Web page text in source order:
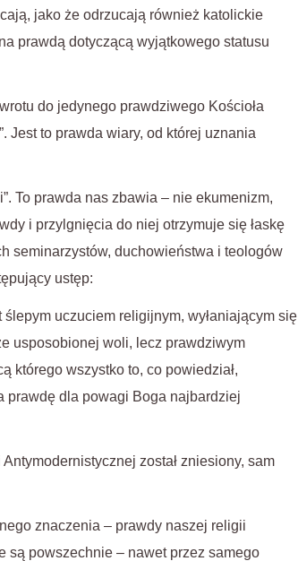
jako że odrzucają również katolickie
prawdą dotyczącą wyjątkowego statusu
do jedynego prawdziwego Kościoła
Jest to prawda wiary, od której uznania
To prawda nas zbawia – nie ekumenizm,
i przylgnięcia do niej otrzymuje się łaskę
seminarzystów, duchowieństwa i teologów
ustęp:
uczuciem religijnym, wyłaniającym się
usposobionej woli, lecz prawdziwym
którego wszystko to, co powiedział,
prawdę dla powagi Boga najbardziej
został zniesiony, sam
znaczenia – prawdy naszej religii
są powszechnie – nawet przez samego